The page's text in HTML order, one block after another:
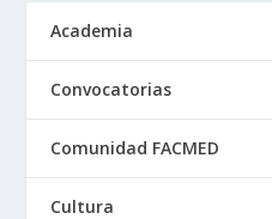
Academia
Convocatorias
Comunidad FACMED
Cultura